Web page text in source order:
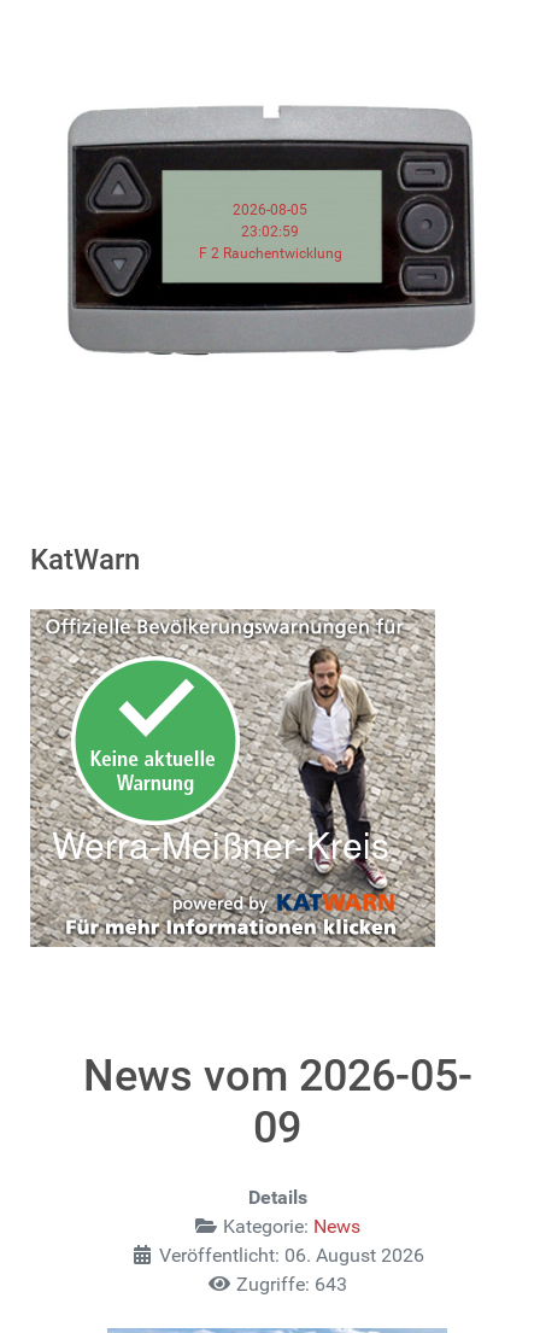
2026-08-05
23:02:59
F 2 Rauchentwicklung
KatWarn
News vom 2026-05-
09
Details
Kategorie: News
Veröffentlicht: 06. August 2026
Zugriffe: 643